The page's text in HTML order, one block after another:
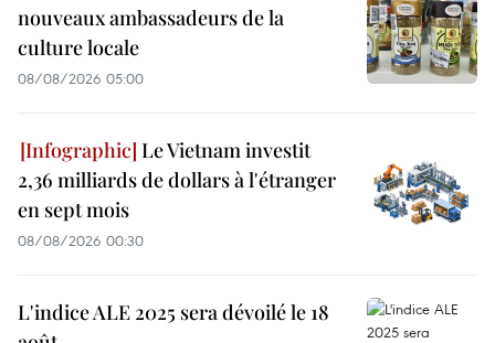
nouveaux ambassadeurs de la
culture locale
08/08/2026 05:00
Le Vietnam investit
2,36 milliards de dollars à l'étranger
en sept mois
08/08/2026 00:30
L'indice ALE 2025 sera dévoilé le 18